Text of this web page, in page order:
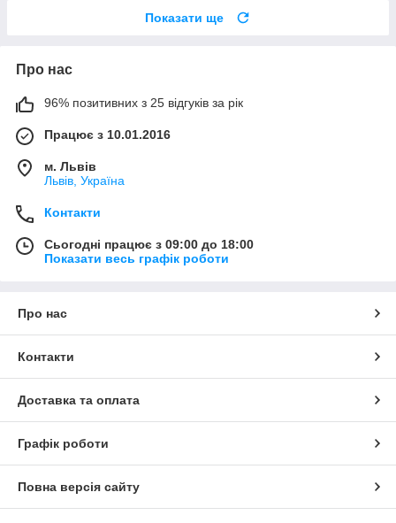
Показати ще
Про нас
96% позитивних з 25 відгуків за рік
Працює з 10.01.2016
м. Львів
Львів, Україна
Контакти
Сьогодні працює з 09:00 до 18:00
Показати весь графік роботи
Про нас
Контакти
Доставка та оплата
Графік роботи
Повна версія сайту